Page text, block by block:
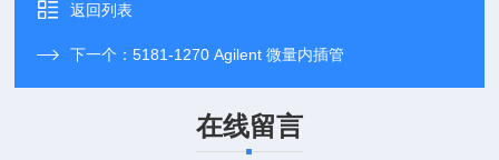
返回列表
下一个：5181-1270 Agilent 微量内插管
在线留言